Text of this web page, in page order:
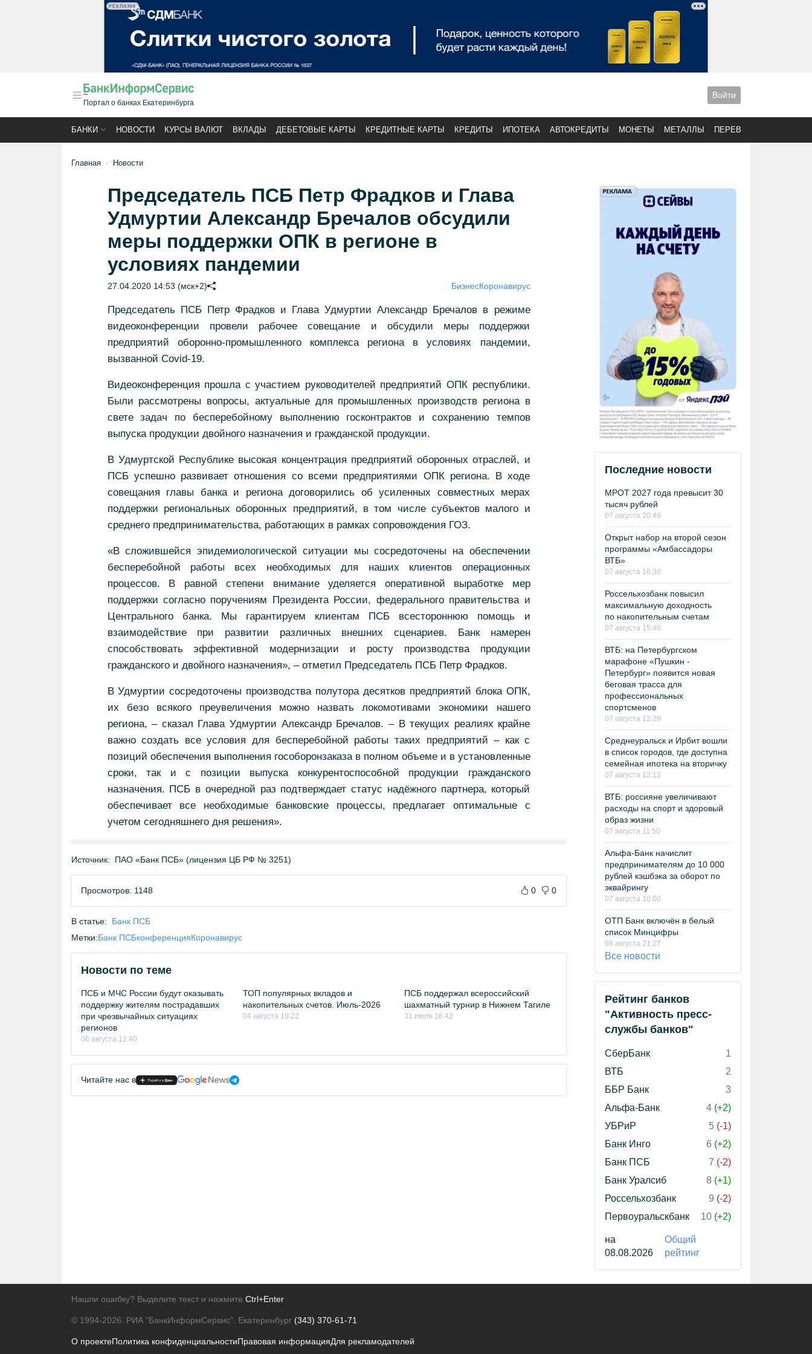
РЕКЛАМА
Портал о банках Екатеринбурга
Войти
БАНКИ НОВОСТИ КУРСЫ ВАЛЮТ ВКЛАДЫ ДЕБЕТОВЫЕ КАРТЫ КРЕДИТНЫЕ КАРТЫ КРЕДИТЫ ИПОТЕКА АВТОКРЕДИТЫ МОНЕТЫ МЕТАЛЛЫ ПЕРЕВОДЫ
Главная Новости
Председатель ПСБ Петр Фрадков и Глава
Удмуртии Александр Бречалов обсудили
меры поддержки ОПК в регионе в
условиях пандемии
27.04.2020 14:53 (мск+2) БизнесКоронавирус
Председатель ПСБ Петр Фрадков и Глава Удмуртии Александр Бречалов в режиме
видеоконференции провели рабочее совещание и обсудили меры поддержки
предприятий оборонно-промышленного комплекса региона в условиях пандемии,
вызванной Covid-19.
Видеоконференция прошла с участием руководителей предприятий ОПК республики.
Были рассмотрены вопросы, актуальные для промышленных производств региона в
свете задач по бесперебойному выполнению госконтрактов и сохранению темпов
выпуска продукции двойного назначения и гражданской продукции.
В Удмуртской Республике высокая концентрация предприятий оборонных отраслей, и
ПСБ успешно развивает отношения со всеми предприятиями ОПК региона. В ходе
совещания главы банка и региона договорились об усиленных совместных мерах
поддержки региональных оборонных предприятий, в том числе субъектов малого и
среднего предпринимательства, работающих в рамках сопровождения ГОЗ.
«В сложившейся эпидемиологической ситуации мы сосредоточены на обеспечении
бесперебойной работы всех необходимых для наших клиентов операционных
процессов. В равной степени внимание уделяется оперативной выработке мер
поддержки согласно поручениям Президента России, федерального правительства и
Центрального банка. Мы гарантируем клиентам ПСБ всестороннюю помощь и
взаимодействие при развитии различных внешних сценариев. Банк намерен
способствовать эффективной модернизации и росту производства продукции
гражданского и двойного назначения», – отметил Председатель ПСБ Петр Фрадков.
В Удмуртии сосредоточены производства полутора десятков предприятий блока ОПК,
их безо всякого преувеличения можно назвать локомотивами экономики нашего
региона, – сказал Глава Удмуртии Александр Бречалов. – В текущих реалиях крайне
важно создать все условия для бесперебойной работы таких предприятий – как с
позиций обеспечения выполнения гособоронзаказа в полном объеме и в установленные
сроки, так и с позиции выпуска конкурентоспособной продукции гражданского
назначения. ПСБ в очередной раз подтверждает статус надёжного партнера, который
обеспечивает все необходимые банковские процессы, предлагает оптимальные с
учетом сегодняшнего дня решения».
Источник: ПАО «Банк ПСБ» (лицензия ЦБ РФ № 3251)
Просмотров: 1148 0 0
В статье:
Банк ПСБ
Метки:Банк ПСБконференцияКоронавирус
Новости по теме
ПСБ и МЧС России будут оказывать
поддержку жителям пострадавших
при чрезвычайных ситуациях
регионов
06 августа 12:40
ТОП популярных вкладов и
накопительных счетов. Июль-2026
04 августа 19:22
ПСБ поддержал всероссийский
шахматный турнир в Нижнем Тагиле
31 июля 16:42
Читайте нас в
Последние новости
МРОТ 2027 года превысит 30
тысяч рублей
07 августа 20:46
Открыт набор на второй сезон
программы «Амбассадоры
ВТБ»
07 августа 16:30
Россельхозбанк повысил
максимальную доходность
по накопительным счетам
07 августа 15:40
ВТБ: на Петербургском
марафоне «Пушкин -
Петербург» появится новая
беговая трасса для
профессиональных
спортсменов
07 августа 12:28
Среднеуральск и Ирбит вошли
в список городов, где доступна
семейная ипотека на вторичку
07 августа 12:13
ВТБ: россияне увеличивают
расходы на спорт и здоровый
образ жизни
07 августа 11:50
Альфа-Банк начислит
предпринимателям до 10 000
рублей кэшбэка за оборот по
эквайрингу
07 августа 10:00
ОТП Банк включён в белый
список Минцифры
06 августа 21:27
Все новости
Рейтинг банков
"Активность пресс-
службы банков"
СберБанк
1
ВТБ
2
ББР Банк
3
Альфа-Банк
4 (+2)
УБРиР
5 (-1)
Банк Инго
6 (+2)
Банк ПСБ
7 (-2)
Банк Уралсиб
8 (+1)
Россельхозбанк
9 (-2)
Первоуральскбанк
10 (+2)
на
08.08.2026
Общий
рейтинг
Нашли ошибку? Выделите текст и нажмите Ctrl+Enter
© 1994-2026. РИА "БанкИнформСервис". Екатеринбург (343) 370-61-71
О проектеПолитика конфиденциальностиПравовая информацияДля рекламодателей